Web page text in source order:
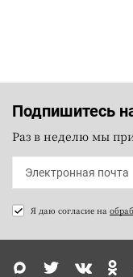
Подпишитесь
Раз в неделю мы
Я даю согласие на